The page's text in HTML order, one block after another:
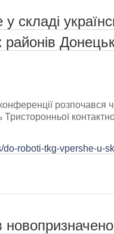
розпочався
Тристоронньої
do-roboti-tkg-vpershe-u-